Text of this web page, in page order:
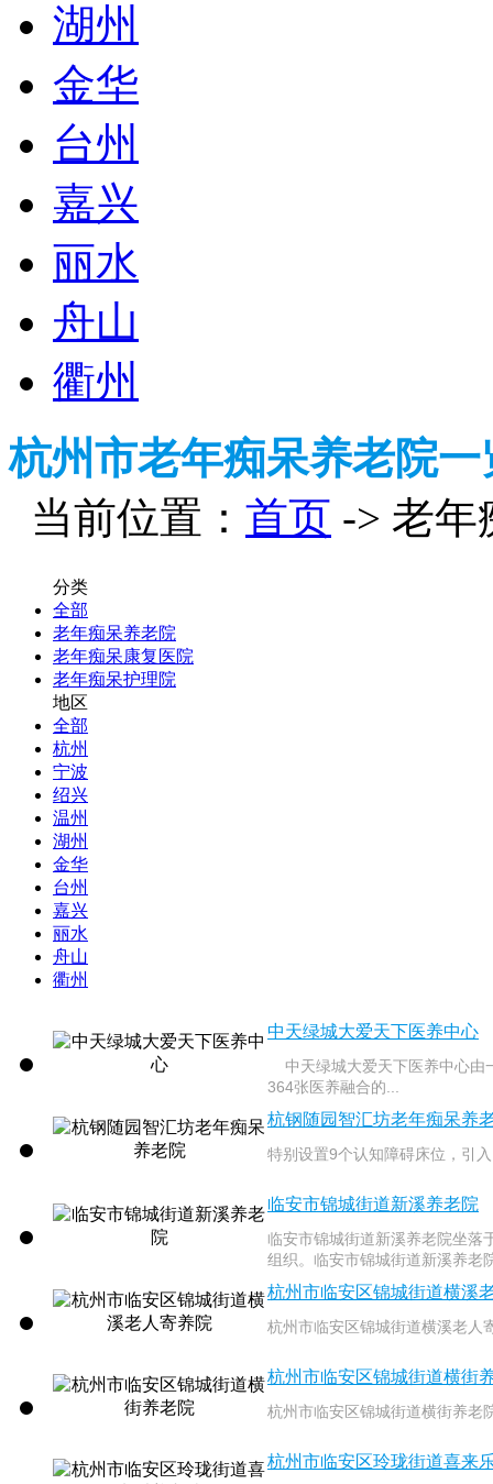
湖州
金华
台州
嘉兴
丽水
舟山
衢州
杭州市老年痴呆养老院一
当前位置： 首页 -> 老年
分类
全部
老年痴呆养老院
老年痴呆康复医院
老年痴呆护理院
地区
全部
杭州
宁波
绍兴
温州
湖州
金华
台州
嘉兴
丽水
舟山
衢州
中天绿城大爱天下医养中心
中天绿城大爱天下医养中心由
364张医养融合的...
杭钢随园智汇坊老年痴呆养
特别设置9个认知障碍床位，引
临安市锦城街道新溪养老院
临安市锦城街道新溪养老院坐落
组织。临安市锦城街道新溪养老
杭州市临安区锦城街道横溪
杭州市临安区锦城街道横溪老人
杭州市临安区锦城街道横街
杭州市临安区锦城街道横街养老
杭州市临安区玲珑街道喜来